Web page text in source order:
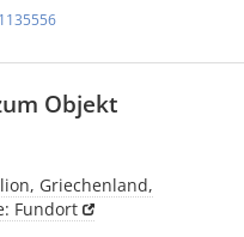
Objekt
Griechenland,
Fundort